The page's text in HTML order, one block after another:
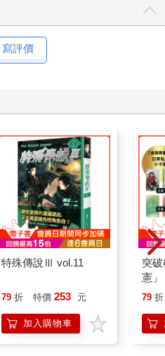
寫評價
特殊傳說Ⅲ vol.11
79 折 特價 253 元
加入購物車
突
憲
台
「
79 折